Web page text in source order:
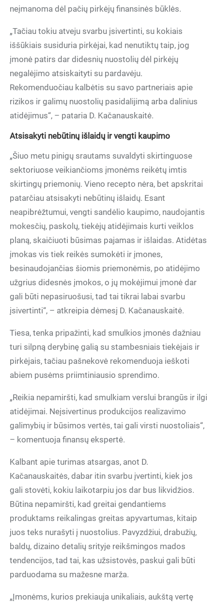
neįmanoma dėl pačių pirkėjų finansinės būklės.
„Tačiau tokiu atveju svarbu įsivertinti, su kokiais
iššūkiais susiduria pirkėjai, kad nenutiktų taip, jog
įmonė patirs dar didesnių nuostolių dėl pirkėjų
negalėjimo atsiskaityti su pardavėju.
Rekomenduočiau kalbėtis su savo partneriais apie
rizikos ir galimų nuostolių pasidalijimą arba dalinius
atidėjimus“, – pataria D. Kačanauskaitė.
Atsisakyti nebūtinų išlaidų ir vengti kaupimo
„Šiuo metu pinigų srautams suvaldyti skirtinguose
sektoriuose veikiančioms įmonėms reikėtų imtis
skirtingų priemonių. Vieno recepto nėra, bet apskritai
patarčiau atsisakyti nebūtinų išlaidų. Esant
neapibrėžtumui, vengti sandėlio kaupimo, naudojantis
mokesčių, paskolų, tiekėjų atidėjimais kurti veiklos
planą, skaičiuoti būsimas pajamas ir išlaidas. Atidėtas
įmokas vis tiek reikės sumokėti ir įmones,
besinaudojančias šiomis priemonėmis, po atidėjimo
užgrius didesnės įmokos, o jų mokėjimui įmonė dar
gali būti nepasiruošusi, tad tai tikrai labai svarbu
įsivertinti“, – atkreipia dėmesį D. Kačanauskaitė.
Tiesa, tenka pripažinti, kad smulkios įmonės dažniau
turi silpną derybinę galią su stambesniais tiekėjais ir
pirkėjais, tačiau pašnekovė rekomenduoja ieškoti
abiem pusėms priimtiniausio sprendimo.
„Reikia nepamiršti, kad smulkiam verslui brangūs ir ilgi
atidėjimai. Neįsivertinus produkcijos realizavimo
galimybių ir būsimos vertės, tai gali virsti nuostoliais“,
– komentuoja finansų ekspertė.
Kalbant apie turimas atsargas, anot D.
Kačanauskaitės, dabar itin svarbu įvertinti, kiek jos
gali stovėti, kokiu laikotarpiu jos dar bus likvidžios.
Būtina nepamiršti, kad greitai gendantiems
produktams reikalingas greitas apyvartumas, kitaip
juos teks nurašyti į nuostolius. Pavyzdžiui, drabužių,
baldų, dizaino detalių srityje reikšmingos mados
tendencijos, tad tai, kas užsistovės, paskui gali būti
parduodama su mažesne marža.
„Įmonėms, kurios prekiauja unikaliais, aukštą vertę